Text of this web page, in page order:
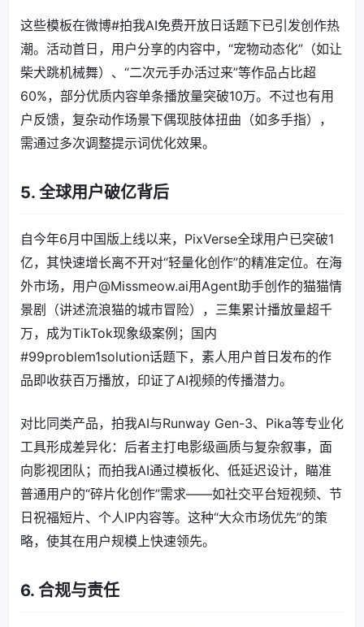
这些模板在微博#拍我AI免费开放日话题下已引发创作热
潮。活动首日，用户分享的内容中，“宠物动态化”（如让
柴犬跳机械舞）、“二次元手办活过来”等作品占比超
60%，部分优质内容单条播放量突破10万。不过也有用
户反馈，复杂动作场景下偶现肢体扭曲（如多手指），
需通过多次调整提示词优化效果。
5. 全球用户破亿背后
自今年6月中国版上线以来，PixVerse全球用户已突破1
亿，其快速增长离不开对“轻量化创作”的精准定位。在海
外市场，用户@Missmeow.ai用Agent助手创作的猫猫情
景剧（讲述流浪猫的城市冒险），三集累计播放量超千
万，成为TikTok现象级案例；国内
#99problem1solution话题下，素人用户首日发布的作
品即收获百万播放，印证了AI视频的传播潜力。
对比同类产品，拍我AI与Runway Gen-3、Pika等专业化
工具形成差异化：后者主打电影级画质与复杂叙事，面
向影视团队；而拍我AI通过模板化、低延迟设计，瞄准
普通用户的“碎片化创作”需求——如社交平台短视频、节
日祝福短片、个人IP内容等。这种“大众市场优先”的策
略，使其在用户规模上快速领先。
6. 合规与责任